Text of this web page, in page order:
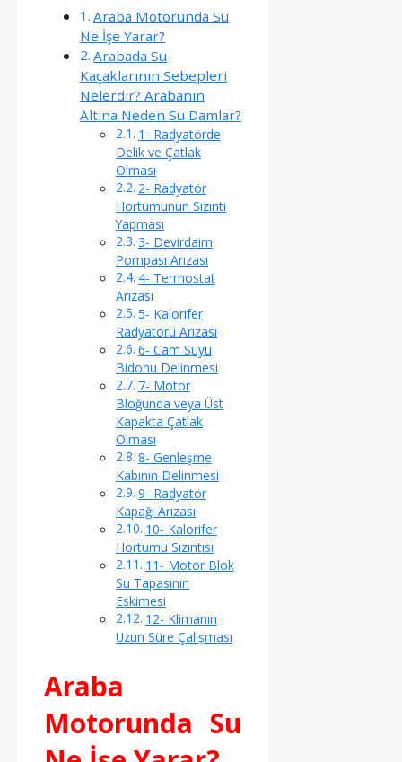
Araba Motorunda Su
Ne İşe Yarar?
Arabada Su
Kaçaklarının Sebepleri
Nelerdir? Arabanın
Altına Neden Su Damlar?
1- Radyatörde
Delik ve Çatlak
Olması
2- Radyatör
Hortumunun Sızıntı
Yapması
3- Devirdaim
Pompası Arızası
4- Termostat
Arızası
5- Kalorifer
Radyatörü Arızası
6- Cam Suyu
Bidonu Delinmesi
7- Motor
Bloğunda veya Üst
Kapakta Çatlak
Olması
8- Genleşme
Kabının Delinmesi
9- Radyatör
Kapağı Arızası
10- Kalorifer
Hortumu Sızıntısı
11- Motor Blok
Su Tapasının
Eskimesi
12- Klimanın
Uzun Süre Çalışması
Araba
Motorunda Su